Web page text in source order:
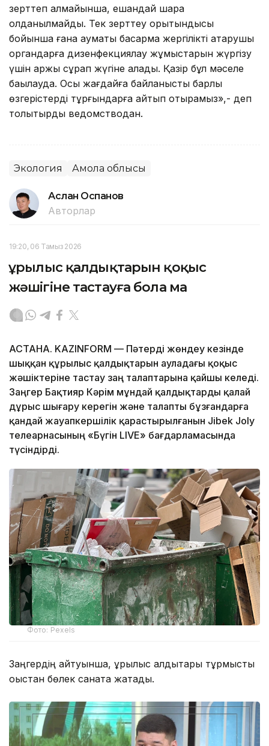
зерттеп алмайынша, ешқандай шара
қолданылмайды. Тек зерттеу қорытындысы
бойынша ғана аумақтық басқарма жергілікті атқарушы
органдарға дизенфекциялау жұмыстарын жүргізу
үшін қаржы сұрап жүгіне алады. Қазір бұл мәселе
бақылауда. Осы жағдайға байланысты барлық
өзгерістерді тұрғындарға айтып отырамыз»,- деп
толықтырды ведомстводан.
Экология Ақмола облысы
Аслан Оспанов
Авторлар
19:20, 06 Тамыз 2026
Құрылыс қалдықтарын қоқыс
жәшігіне тастауға бола ма
АСТАНА. KAZINFORM — Пәтерді жөндеу кезінде
шыққан құрылыс қалдықтарын ауладағы қоқыс
жәшіктеріне тастау заң талаптарына қайшы келеді.
Заңгер Бақтияр Кәрім мұндай қалдықтарды қалай
дұрыс шығару керегін және талапты бұзғандарға
қандай жауапкершілік қарастырылғанын Jibek Joly
телеарнасының «Бүгін LIVE» бағдарламасында
түсіндірді.
Фото: Pexels
Заңгердің айтуынша, құрылыс қалдықтары тұрмыстық
қоқыстан бөлек санатқа жатады.